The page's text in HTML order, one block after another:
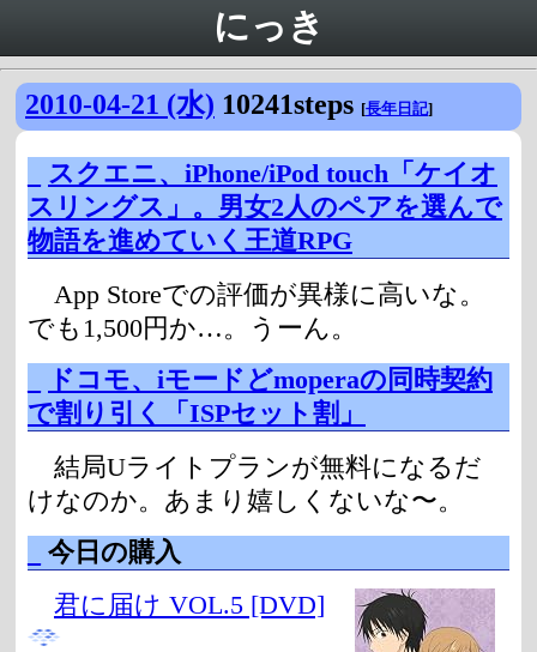
にっき
2010-04-21 (水) 10241steps [長年日記]
スクエニ、iPhone/iPod touch「ケイオ
スリングス」。男女2人のペアを選んで
物語を進めていく王道RPG
App Storeでの評価が異様に高いな。
でも1,500円か…。うーん。
ドコモ、iモードどmoperaの同時契約
で割り引く「ISPセット割」
結局Uライトプランが無料になるだ
けなのか。あまり嬉しくないな〜。
今日の購入
君に届け VOL.5 [DVD]